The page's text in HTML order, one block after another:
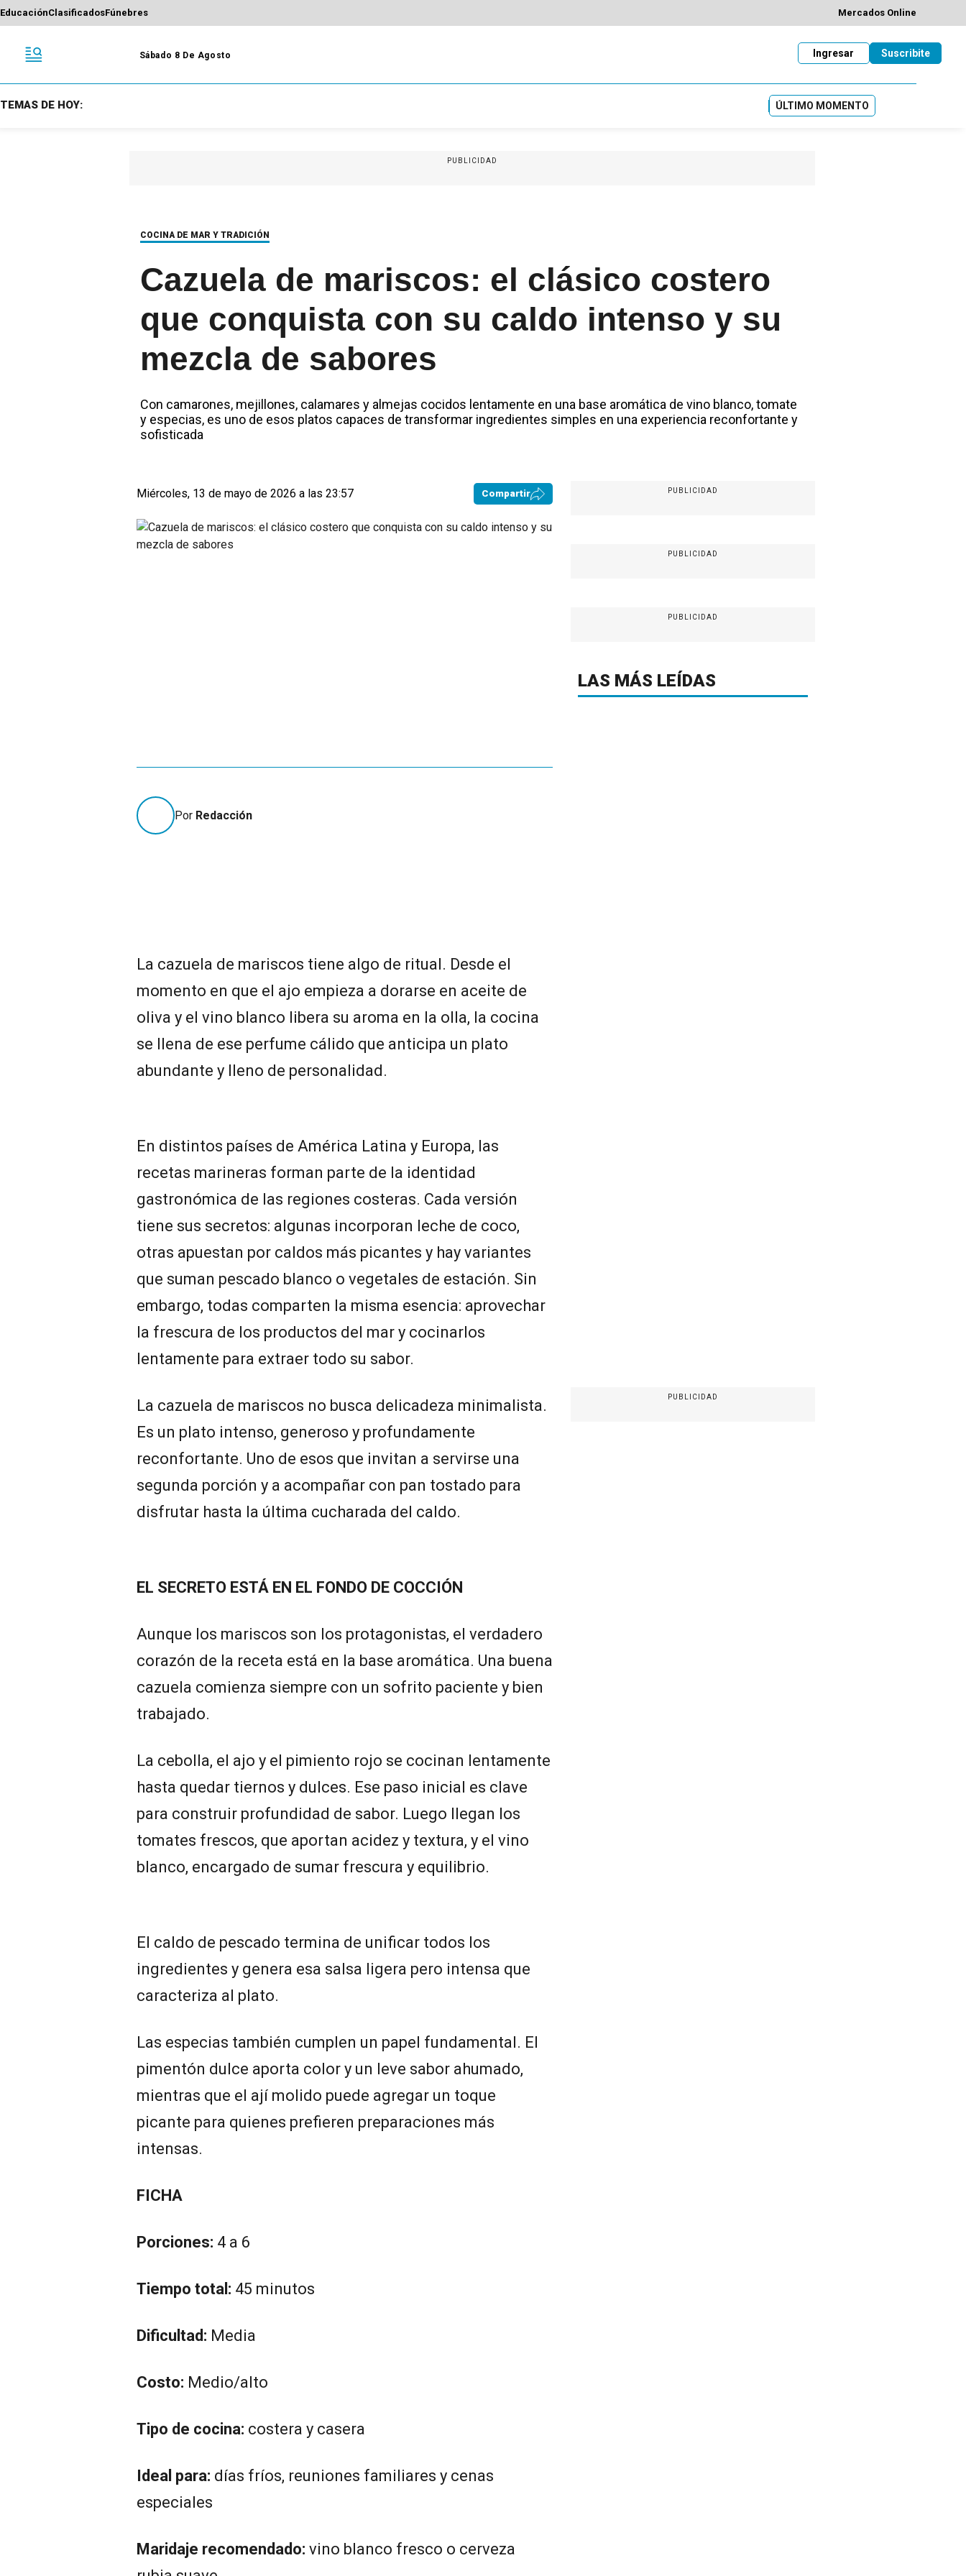
EducaciónClasificadosFúnebres Mercados Online
Sábado 8 De Agosto Suscribite
Ingresar
TEMAS DE HOY: ÚLTIMO MOMENTO
PUBLICIDAD
COCINA DE MAR Y TRADICIÓN
Cazuela de mariscos: el clásico costero
que conquista con su caldo intenso y su
mezcla de sabores
Con camarones, mejillones, calamares y almejas cocidos lentamente en una base aromática de vino blanco, tomate
y especias, es uno de esos platos capaces de transformar ingredientes simples en una experiencia reconfortante y
sofisticada
Miércoles, 13 de mayo de 2026 a las 23:57 Compartir
Por Redacción
La cazuela de mariscos tiene algo de ritual. Desde el
momento en que el ajo empieza a dorarse en aceite de
oliva y el vino blanco libera su aroma en la olla, la cocina
se llena de ese perfume cálido que anticipa un plato
abundante y lleno de personalidad.
En distintos países de América Latina y Europa, las
recetas marineras forman parte de la identidad
gastronómica de las regiones costeras. Cada versión
tiene sus secretos: algunas incorporan leche de coco,
otras apuestan por caldos más picantes y hay variantes
que suman pescado blanco o vegetales de estación. Sin
embargo, todas comparten la misma esencia: aprovechar
la frescura de los productos del mar y cocinarlos
lentamente para extraer todo su sabor.
La cazuela de mariscos no busca delicadeza minimalista.
Es un plato intenso, generoso y profundamente
reconfortante. Uno de esos que invitan a servirse una
segunda porción y a acompañar con pan tostado para
disfrutar hasta la última cucharada del caldo.
EL SECRETO ESTÁ EN EL FONDO DE COCCIÓN
Aunque los mariscos son los protagonistas, el verdadero
corazón de la receta está en la base aromática. Una buena
cazuela comienza siempre con un sofrito paciente y bien
trabajado.
La cebolla, el ajo y el pimiento rojo se cocinan lentamente
hasta quedar tiernos y dulces. Ese paso inicial es clave
para construir profundidad de sabor. Luego llegan los
tomates frescos, que aportan acidez y textura, y el vino
blanco, encargado de sumar frescura y equilibrio.
El caldo de pescado termina de unificar todos los
ingredientes y genera esa salsa ligera pero intensa que
caracteriza al plato.
Las especias también cumplen un papel fundamental. El
pimentón dulce aporta color y un leve sabor ahumado,
mientras que el ají molido puede agregar un toque
picante para quienes prefieren preparaciones más
intensas.
FICHA
Porciones: 4 a 6
Tiempo total: 45 minutos
Dificultad: Media
Costo: Medio/alto
Tipo de cocina: costera y casera
Ideal para: días fríos, reuniones familiares y cenas
especiales
Maridaje recomendado: vino blanco fresco o cerveza
PUBLICIDAD
PUBLICIDAD
PUBLICIDAD
LAS MÁS LEÍDAS
PUBLICIDAD